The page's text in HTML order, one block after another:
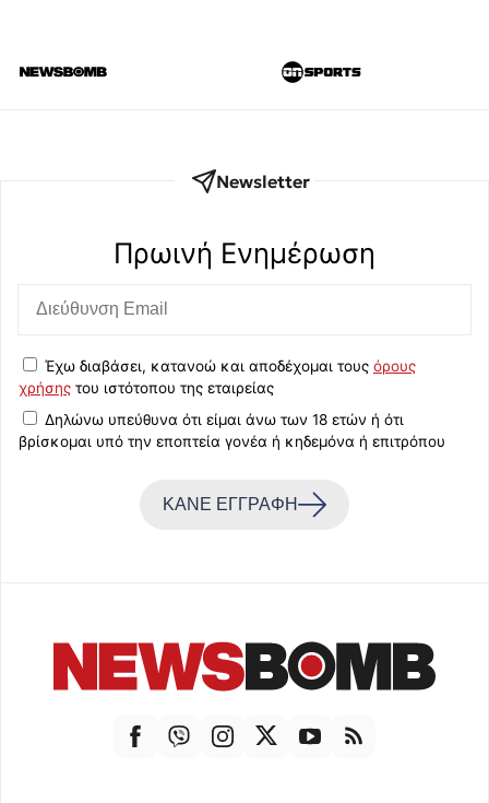
Newsletter
Πρωινή Eνημέρωση
Έχω διαβάσει, κατανοώ και αποδέχομαι τους όρους
χρήσης του ιστότοπου της εταιρείας
Δηλώνω υπεύθυνα ότι είμαι άνω των 18 ετών ή ότι
βρίσκομαι υπό την εποπτεία γονέα ή κηδεμόνα ή επιτρόπου
ΚΑΝΕ ΕΓΓΡΑΦΗ